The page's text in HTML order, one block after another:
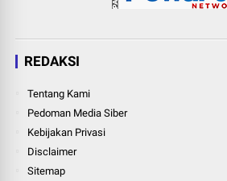
REDAKSI
Tentang Kami
Pedoman Media Siber
Kebijakan Privasi
Disclaimer
Sitemap